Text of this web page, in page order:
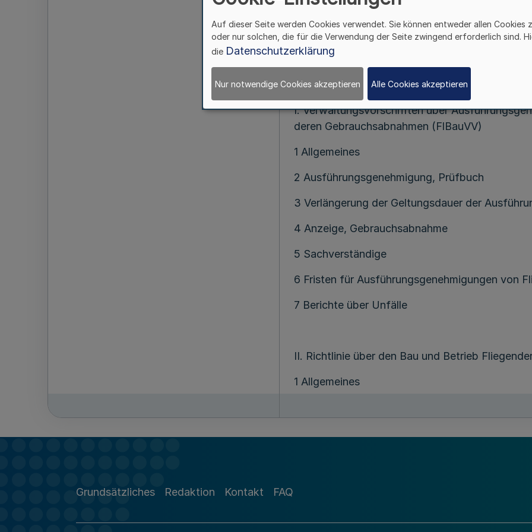
RdErl. d. Ministeriums für
v.
I. Verwaltungsvorschriften über
deren Gebrauchsabnahmen (FlBauVV)
1 Allgemeines
2 Ausführungsgenehmigung, Prüfbuch
3 Verlängerung der Geltungsdauer der
4 Anzeige, Gebrauchsabnahme
5 Sachverständige
6 Fristen für Ausführungsgenehmigungen von
7 Berichte über Unfälle
II. Richtlinie über den Bau und Betrieb
1 Allgemeines
Grundsätzliches Redaktion Kontakt FAQ
Auf dieser Seite werden Cookies verwendet. Sie können entweder allen Cookies
oder nur solchen, die für die Verwendung der Seite zwingend erforderlich sind.
die Datenschutzerklärung
Nur notwendige Cookies akzeptieren Alle Cookies akzeptieren